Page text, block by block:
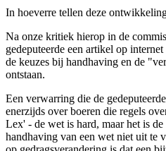
In hoeverre tellen deze
Na onze kritiek hierop in de
gedeputeerde een artikel op
de keuzes bij handhaving en de
ontstaan.
Een verwarring die de
enerzijds over boeren die regels
Lex' - de wet is hard, maar het is
handhaving van een wet niet uit te